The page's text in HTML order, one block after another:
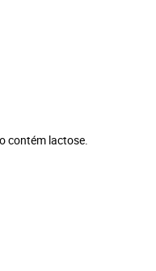
contém lactose.